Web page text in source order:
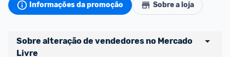
Informações da promoção Sobre a loja
Sobre alteração de vendedores no Mercado
Livre